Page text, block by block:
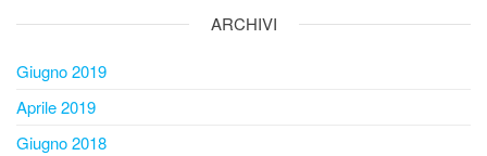
ARCHIVI
Giugno 2019
Aprile 2019
Giugno 2018